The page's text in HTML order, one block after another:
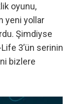
oyunu,
yeni yollar
Şimdiyse
3’ün serinin
bizlere